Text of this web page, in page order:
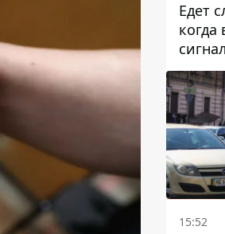
Едет
15:52